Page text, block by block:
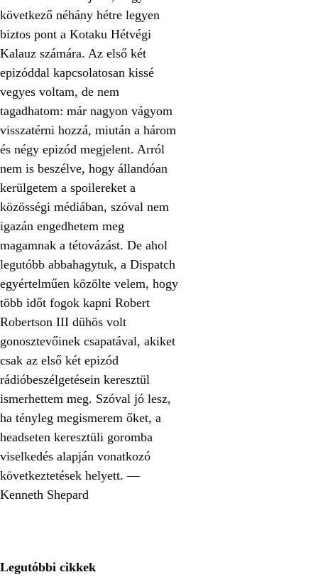
következő néhány hétre legyen
biztos pont a Kotaku Hétvégi
Kalauz számára. Az első két
epizóddal kapcsolatosan kissé
vegyes voltam, de nem
tagadhatom: már nagyon vágyom
visszatérni hozzá, miután a három
és négy epizód megjelent. Arról
nem is beszélve, hogy állandóan
kerülgetem a spoilereket a
közösségi médiában, szóval nem
igazán engedhetem meg
magamnak a tétovázást. De ahol
legutóbb abbahagytuk, a Dispatch
egyértelműen közölte velem, hogy
több időt fogok kapni Robert
Robertson III dühös volt
gonosztevőinek csapatával, akiket
csak az első két epizód
rádióbeszélgetésein keresztül
ismerhettem meg. Szóval jó lesz,
ha tényleg megismerem őket, a
headseten keresztüli goromba
viselkedés alapján vonatkozó
következtetések helyett. —
Kenneth Shepard
Legutóbbi cikkek